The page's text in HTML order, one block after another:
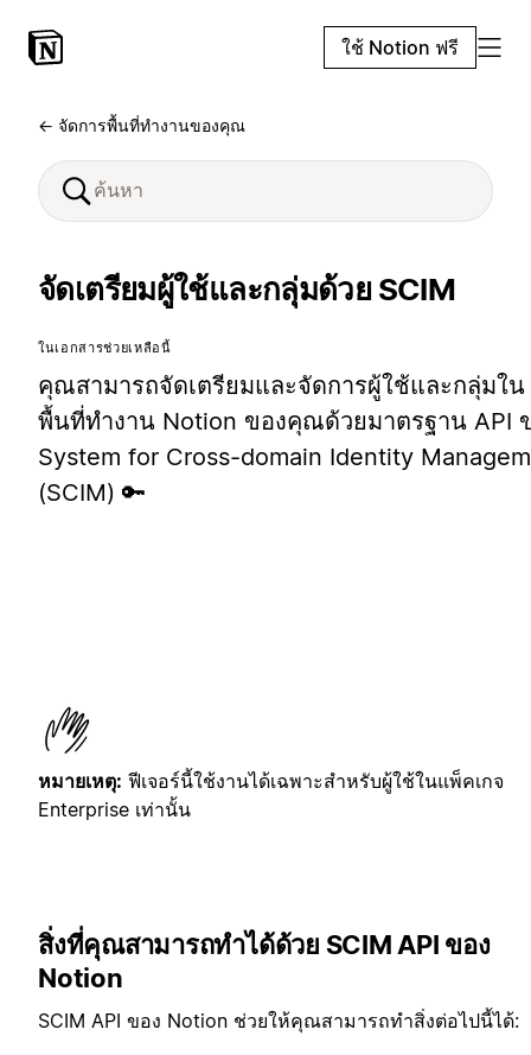
ใช้ Notion ฟรี
← จัดการพื้นที่ทำงานของคุณ
จัดเตรียมผู้ใช้และกลุ่มด้วย SCIM
ในเอกสารช่วยเหลือนี้
คุณสามารถจัดเตรียมและจัดการผู้ใช้และกลุ่มใน
พื้นที่ทำงาน Notion ของคุณด้วยมาตรฐาน API
System for Cross-domain Identity
(SCIM) 🔑
หมายเหตุ: ฟีเจอร์นี้ใช้งานได้เฉพาะสำหรับผู้ใช้ในแพ็คเกจ
Enterprise เท่านั้น
สิ่งที่คุณสามารถทำได้ด้วย SCIM API ของ
Notion
SCIM API ของ Notion ช่วยให้คุณสามารถทำสิ่งต่อไปนี้ได้: